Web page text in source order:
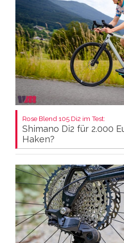
Rose Blend 105 Di2 im Test:
Shimano Di2 für 2.000
Haken?